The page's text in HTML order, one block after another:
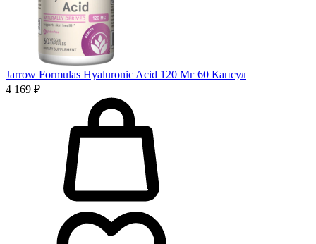
Jarrow Formulas Hyaluronic Acid 120 Мг 60 Капсул
4 169 ₽